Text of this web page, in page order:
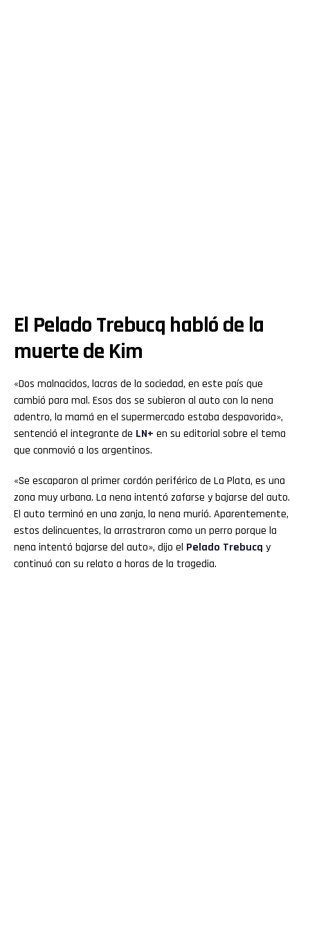
El Pelado Trebucq habló de la
muerte de Kim
«Dos malnacidos, lacras de la sociedad, en este país que
cambió para mal. Esos dos se subieron al auto con la nena
adentro, la mamá en el supermercado estaba despavorida»,
sentenció el integrante de LN+ en su editorial sobre el tema
que conmovió a los argentinos.
«Se escaparon al primer cordón periférico de La Plata, es una
zona muy urbana. La nena intentó zafarse y bajarse del auto.
El auto terminó en una zanja, la nena murió. Aparentemente,
estos delincuentes, la arrastraron como un perro porque la
nena intentó bajarse del auto», dijo el Pelado Trebucq y
continuó con su relato a horas de la tragedia.